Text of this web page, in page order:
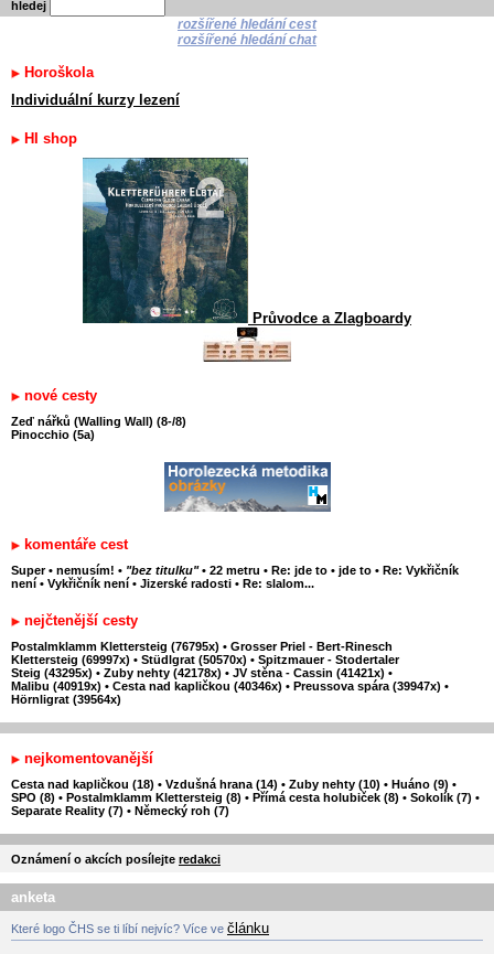
hledej
rozšířené hledání cest
rozšířené hledání chat
Horoškola
Individuální kurzy lezení
HI shop
Průvodce a Zlagboardy
nové cesty
Zeď nářků (Walling Wall) (8-/8)
Pinocchio (5a)
komentáře cest
Super • nemusím! • "bez titulku" • 22 metru • Re: jde to • jde to • Re: Vykřičník
není • Vykřičník není • Jizerské radosti • Re: slalom...
nejčtenější cesty
Postalmklamm Klettersteig (76795x) • Grosser Priel - Bert-Rinesch
Klettersteig (69997x) • Stüdlgrat (50570x) • Spitzmauer - Stodertaler
Steig (43295x) • Zuby nehty (42178x) • JV stěna - Cassin (41421x) •
Malibu (40919x) • Cesta nad kapličkou (40346x) • Preussova spára (39947x) •
Hörnligrat (39564x)
nejkomentovanější
Cesta nad kapličkou (18) • Vzdušná hrana (14) • Zuby nehty (10) • Huáno (9) •
SPO (8) • Postalmklamm Klettersteig (8) • Přímá cesta holubiček (8) • Sokolík (7) •
Separate Reality (7) • Německý roh (7)
Oznámení o akcích posílejte redakci
anketa
Které logo ČHS se ti líbí nejvíc? Více ve článku